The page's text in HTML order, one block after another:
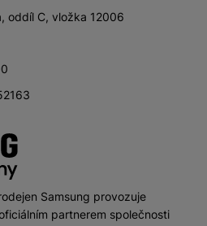
oddíl C, vložka 12006
Samsung provozuje
partnerem společnosti